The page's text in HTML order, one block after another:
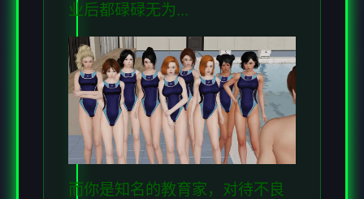
业后都碌碌无为...
而你是知名的教育家，对待不良